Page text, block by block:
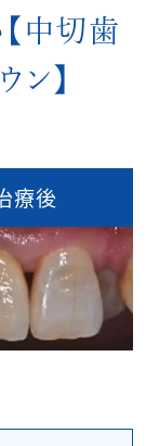
中切歯
ン】
療後